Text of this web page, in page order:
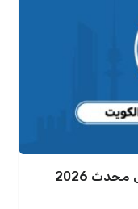
2026